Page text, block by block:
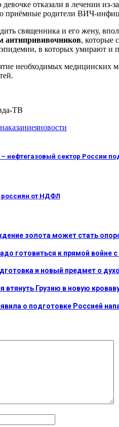
девочке отказали в лечении
родители ВИЧ-
священника и его жену,
антипрививочников, которые
в которых умирают и
необходимых медицинских
ТВ
наказаниеяновости
нефтегазовый сектор России
россиян от НДФЛ
золота может стать
готовиться к прямой войне с
и новый предмет о
втянуть Грузию в новую
о подготовке Россией